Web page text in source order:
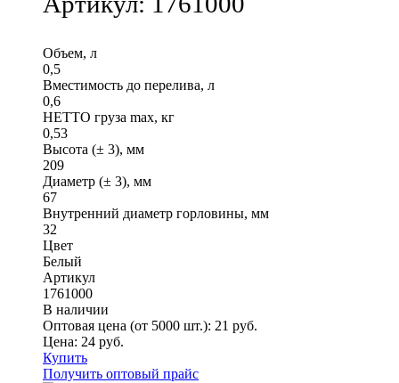
Объем, л
0,5
Вместимость до перелива, л
0,6
НЕТТО груза max, кг
0,53
Высота (± 3), мм
209
Диаметр (± 3), мм
67
Внутренний диаметр горловины, мм
32
Цвет
Белый
Артикул
1761000
В наличии
Оптовая цена (от 5000 шт.): 21 руб.
Цена: 24 руб.
Купить
Получить оптовый прайс